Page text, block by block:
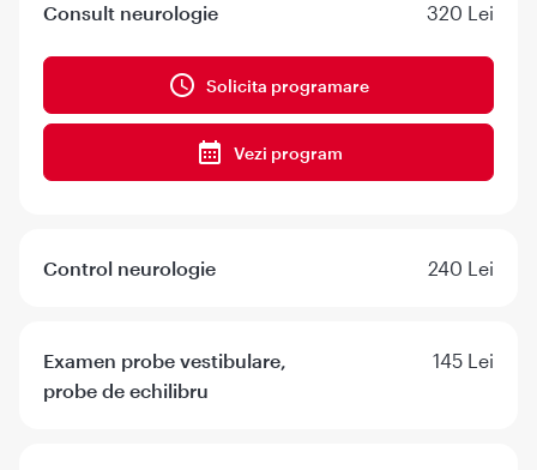
Consult neurologie 320 Lei
Solicita programare
Vezi program
Control neurologie 240 Lei
Examen probe vestibulare,
probe de echilibru
145 Lei